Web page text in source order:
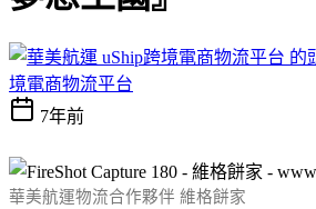
境電商物流平台
7年前
華美航運物流合作夥伴 維格餅家